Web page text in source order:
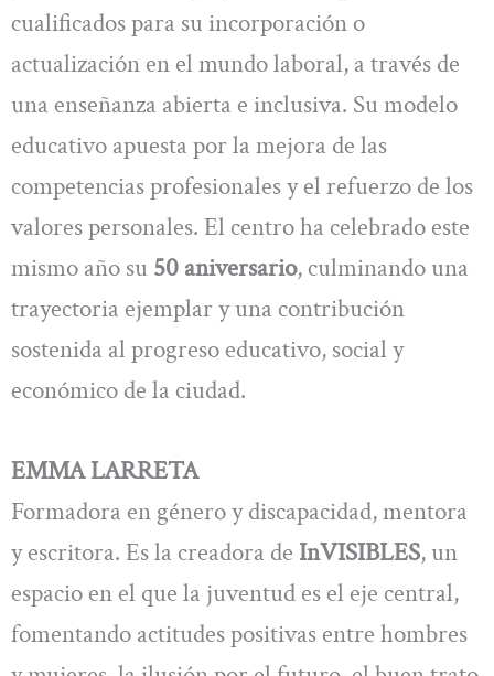
cualificados para su incorporación o
actualización en el mundo laboral, a través de
una enseñanza abierta e inclusiva. Su modelo
educativo apuesta por la mejora de las
competencias profesionales y el refuerzo de los
valores personales. El centro ha celebrado este
mismo año su 50 aniversario, culminando una
trayectoria ejemplar y una contribución
sostenida al progreso educativo, social y
económico de la ciudad.
EMMA LARRETA
Formadora en género y discapacidad, mentora
y escritora. Es la creadora de InVISIBLES, un
espacio en el que la juventud es el eje central,
fomentando actitudes positivas entre hombres